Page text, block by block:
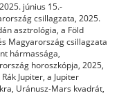
2025. június 15.-
csillagzata, 2025.
asztrológia, a Föld
Magyarország csillagzata
hármassága,
horoszkópja, 2025,
Rák Jupiter, a Jupiter
, Uránusz-Mars kvadrát,